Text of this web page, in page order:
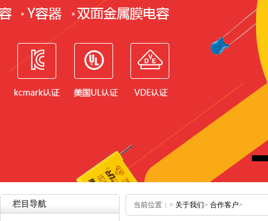
栏目导航 当前位置： > 关于我们> 合作客户>